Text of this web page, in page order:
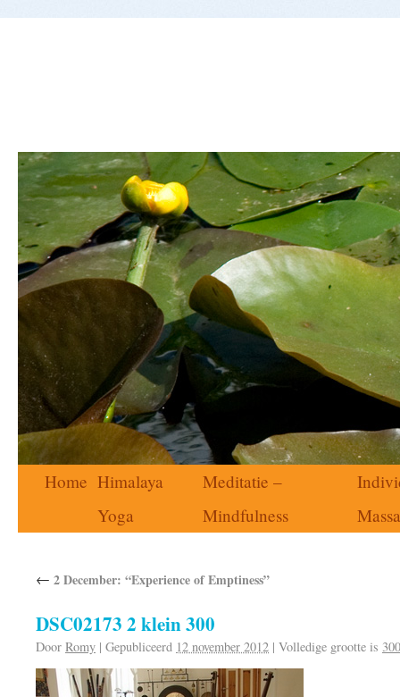
Home Himalaya
Yoga
Meditatie –
Mindfulness
← 2 December: “Experience of Emptiness”
DSC02173 2 klein 300
Door Romy | Gepubliceerd 12 november 2012 | Volledige grootte is